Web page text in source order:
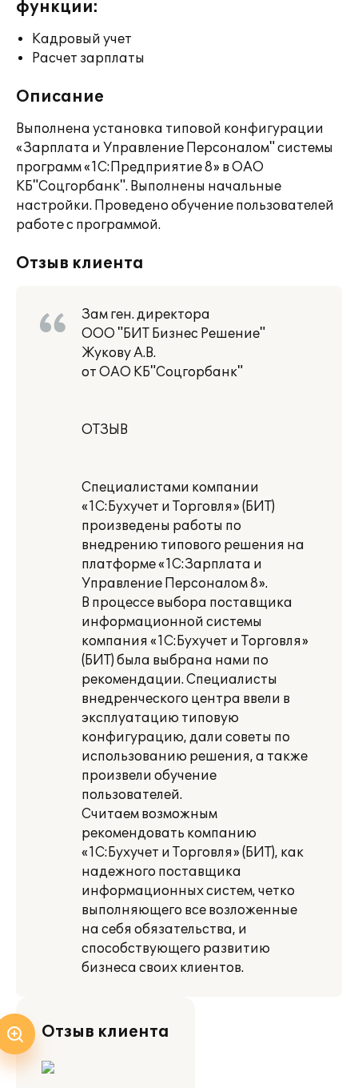
функции:
Кадровый учет
Расчет зарплаты
Описание
Выполнена установка типовой конфигурации
«Зарплата и Управление Персоналом" системы
программ «1С:Предприятие 8» в ОАО
КБ"Соцгорбанк". Выполнены начальные
настройки. Проведено обучение пользователей
работе с программой.
Отзыв клиента
Зам ген. директора
ООО "БИТ Бизнес Решение"
Жукову А.В.
от ОАО КБ"Соцгорбанк"
ОТЗЫВ
Специалистами компании
«1С:Бухучет и Торговля» (БИТ)
произведены работы по
внедрению типового решения на
платформе «1С:Зарплата и
Управление Персоналом 8».
В процессе выбора поставщика
информационной системы
компания «1С:Бухучет и Торговля»
(БИТ) была выбрана нами по
рекомендации. Специалисты
внедренческого центра ввели в
эксплуатацию типовую
конфигурацию, дали советы по
использованию решения, а также
произвели обучение
пользователей.
Считаем возможным
рекомендовать компанию
«1С:Бухучет и Торговля» (БИТ), как
надежного поставщика
информационных систем, четко
выполняющего все возложенные
на себя обязательства, и
способствующего развитию
бизнеса своих клиентов.
Отзыв клиента